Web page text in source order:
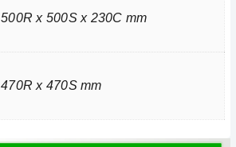
500R x 500S x 230C mm
470R x 470S mm